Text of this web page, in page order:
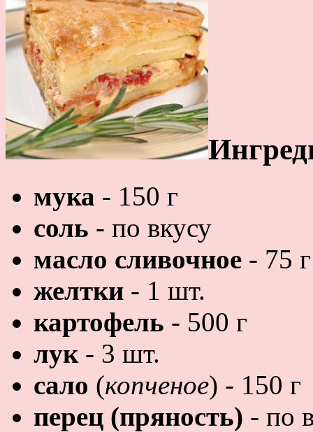
мука - 150 г
соль - по вкусу
масло сливочное - 75 г
желтки - 1 шт.
картофель - 500 г
лук- 3 шт.
сало (копченое) - 150 г
перец (пряность) - по